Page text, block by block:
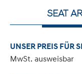
SEAT
UNSER PREIS FÜR
MwSt. ausweisbar